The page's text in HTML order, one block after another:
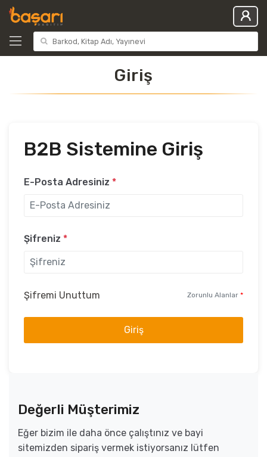
Giriş
B2B Sistemine Giriş
E-Posta Adresiniz *
Şifreniz *
Şifremi Unuttum Zorunlu Alanlar *
Giriş
Değerli Müşterimiz
Eğer bizim ile daha önce çalıştınız ve bayi
sitemizden sipariş vermek istiyorsanız lütfen